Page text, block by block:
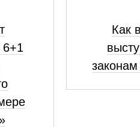
6+1
Как